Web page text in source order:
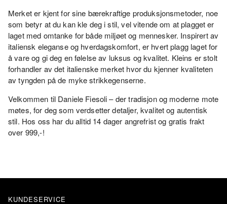
Merket er kjent for sine bærekraftige produksjonsmetoder, noe
som betyr at du kan kle deg i stil, vel vitende om at plagget er
laget med omtanke for både miljøet og mennesker. Inspirert av
italiensk eleganse og hverdagskomfort, er hvert plagg laget for
å vare og gi deg en følelse av luksus og kvalitet. Kleins er stolt
forhandler av det italienske merket hvor du kjenner kvaliteten
av tyngden på de myke strikkegenserne.
Velkommen til Daniele Fiesoli – der tradisjon og moderne mote
møtes, for deg som verdsetter detaljer, kvalitet og autentisk
stil. Hos oss har du alltid 14 dager angrefrist og gratis frakt
over 999,-!
KUNDESERVICE